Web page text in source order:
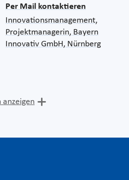
Per Mail kontaktieren
Innovationsmanagement,
Projektmanagerin, Bayern
Innovativ GmbH, Nürnberg
anzeigen